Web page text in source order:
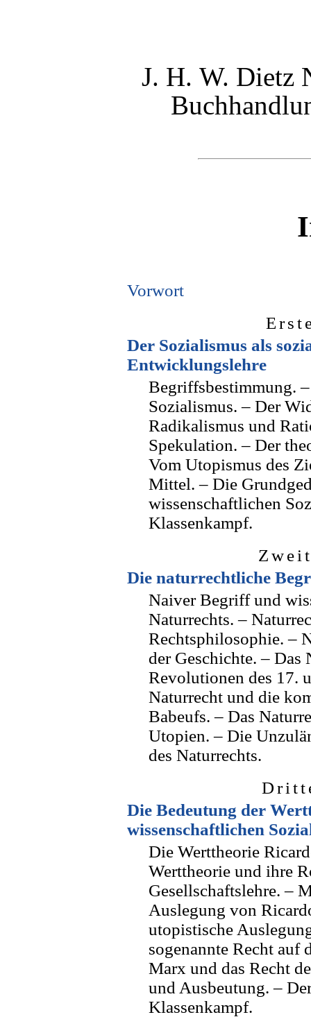
J. H. W. Dietz
Vorwort
Der Sozialismus als
Entwicklungslehre
Begriffsbestimmung.
Sozialismus. – Der
Radikalismus und
Spekulation. – Der
Vom Utopismus des
Mittel. – Die
wissenschaftlichen
Klassenkampf.
Die naturrechtliche
Naiver Begriff und
Naturrechts. –
Rechtsphilosophie. –
der Geschichte. – Das
Revolutionen des 17.
Naturrecht und die
Babeufs. – Das
Utopien. – Die
des Naturrechts.
Die Bedeutung der
wissenschaftlichen
Die Werttheorie
Werttheorie und ihre
Gesellschaftslehre. –
Auslegung von
utopistische
sogenannte Recht auf
Marx und das Recht
und Ausbeutung. –
Klassenkampf.